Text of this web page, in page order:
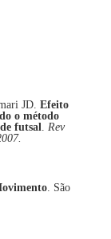
JD. Efeito
o método
futsal. Rev
. São